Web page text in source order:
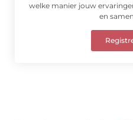
welke manier jouw
en